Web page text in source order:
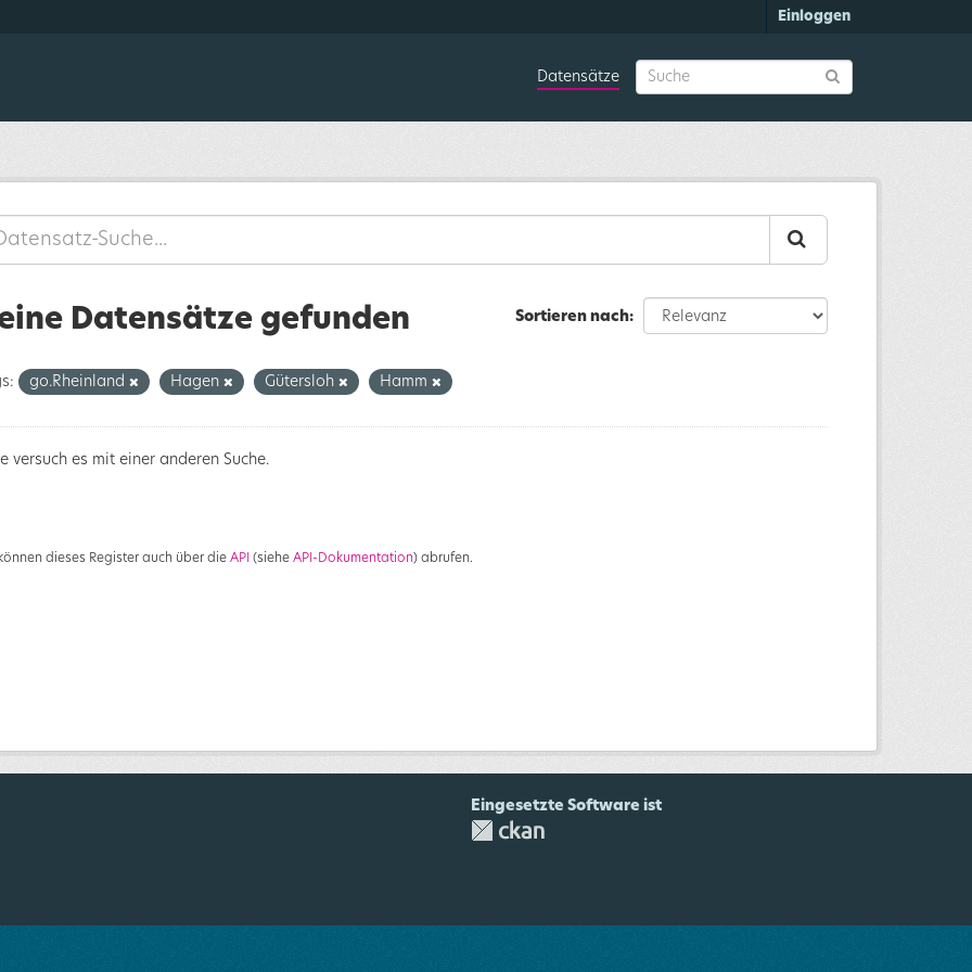
Einloggen
Datensätze
Sortieren nach
Datensätze gefunden
go.Rheinland Hagen Gütersloh Hamm
versuch es mit einer anderen Suche.
dieses Register auch über die API (siehe API-Dokumentation) abrufen.
Eingesetzte Software ist